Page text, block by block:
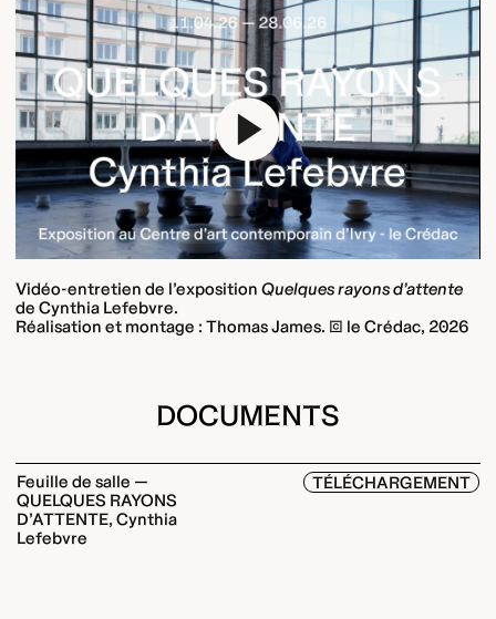
Play
Vidéo-entretien de l’expositionQuelques rayons d’attente
de Cynthia Lefebvre.
Réalisation et montage : Thomas James. © le Crédac, 2026
DOCUMENTS
Feuille de salle —
QUELQUES RAYONS
D’ATTENTE, Cynthia
Lefebvre
TÉLÉCHARGEMENT